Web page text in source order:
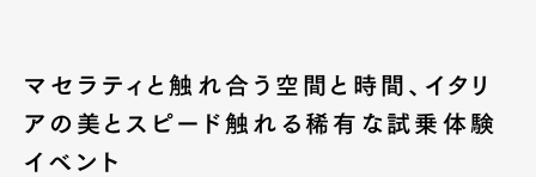
マセラティと触れ合う空間と時間、イタリ
アの美とスピード触れる稀有な試乗体験
イベント